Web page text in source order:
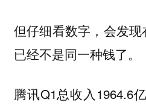
但仔细看数字，会发
已经不是同一种钱了。
腾讯Q1总收入1964.6